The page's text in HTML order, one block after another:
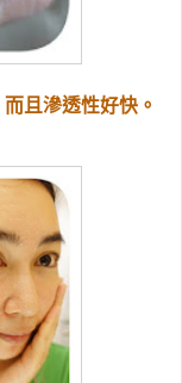
且滲透性好快。